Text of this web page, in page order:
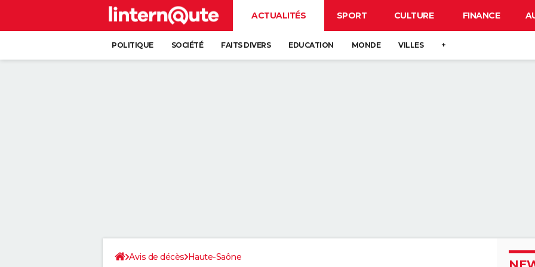
ACTUALITÉS SPORT CULTURE FINANCE
POLITIQUE SOCIÉTÉ FAITS DIVERS EDUCATION MONDE VILLES +
Avis de décès Haute-Saône